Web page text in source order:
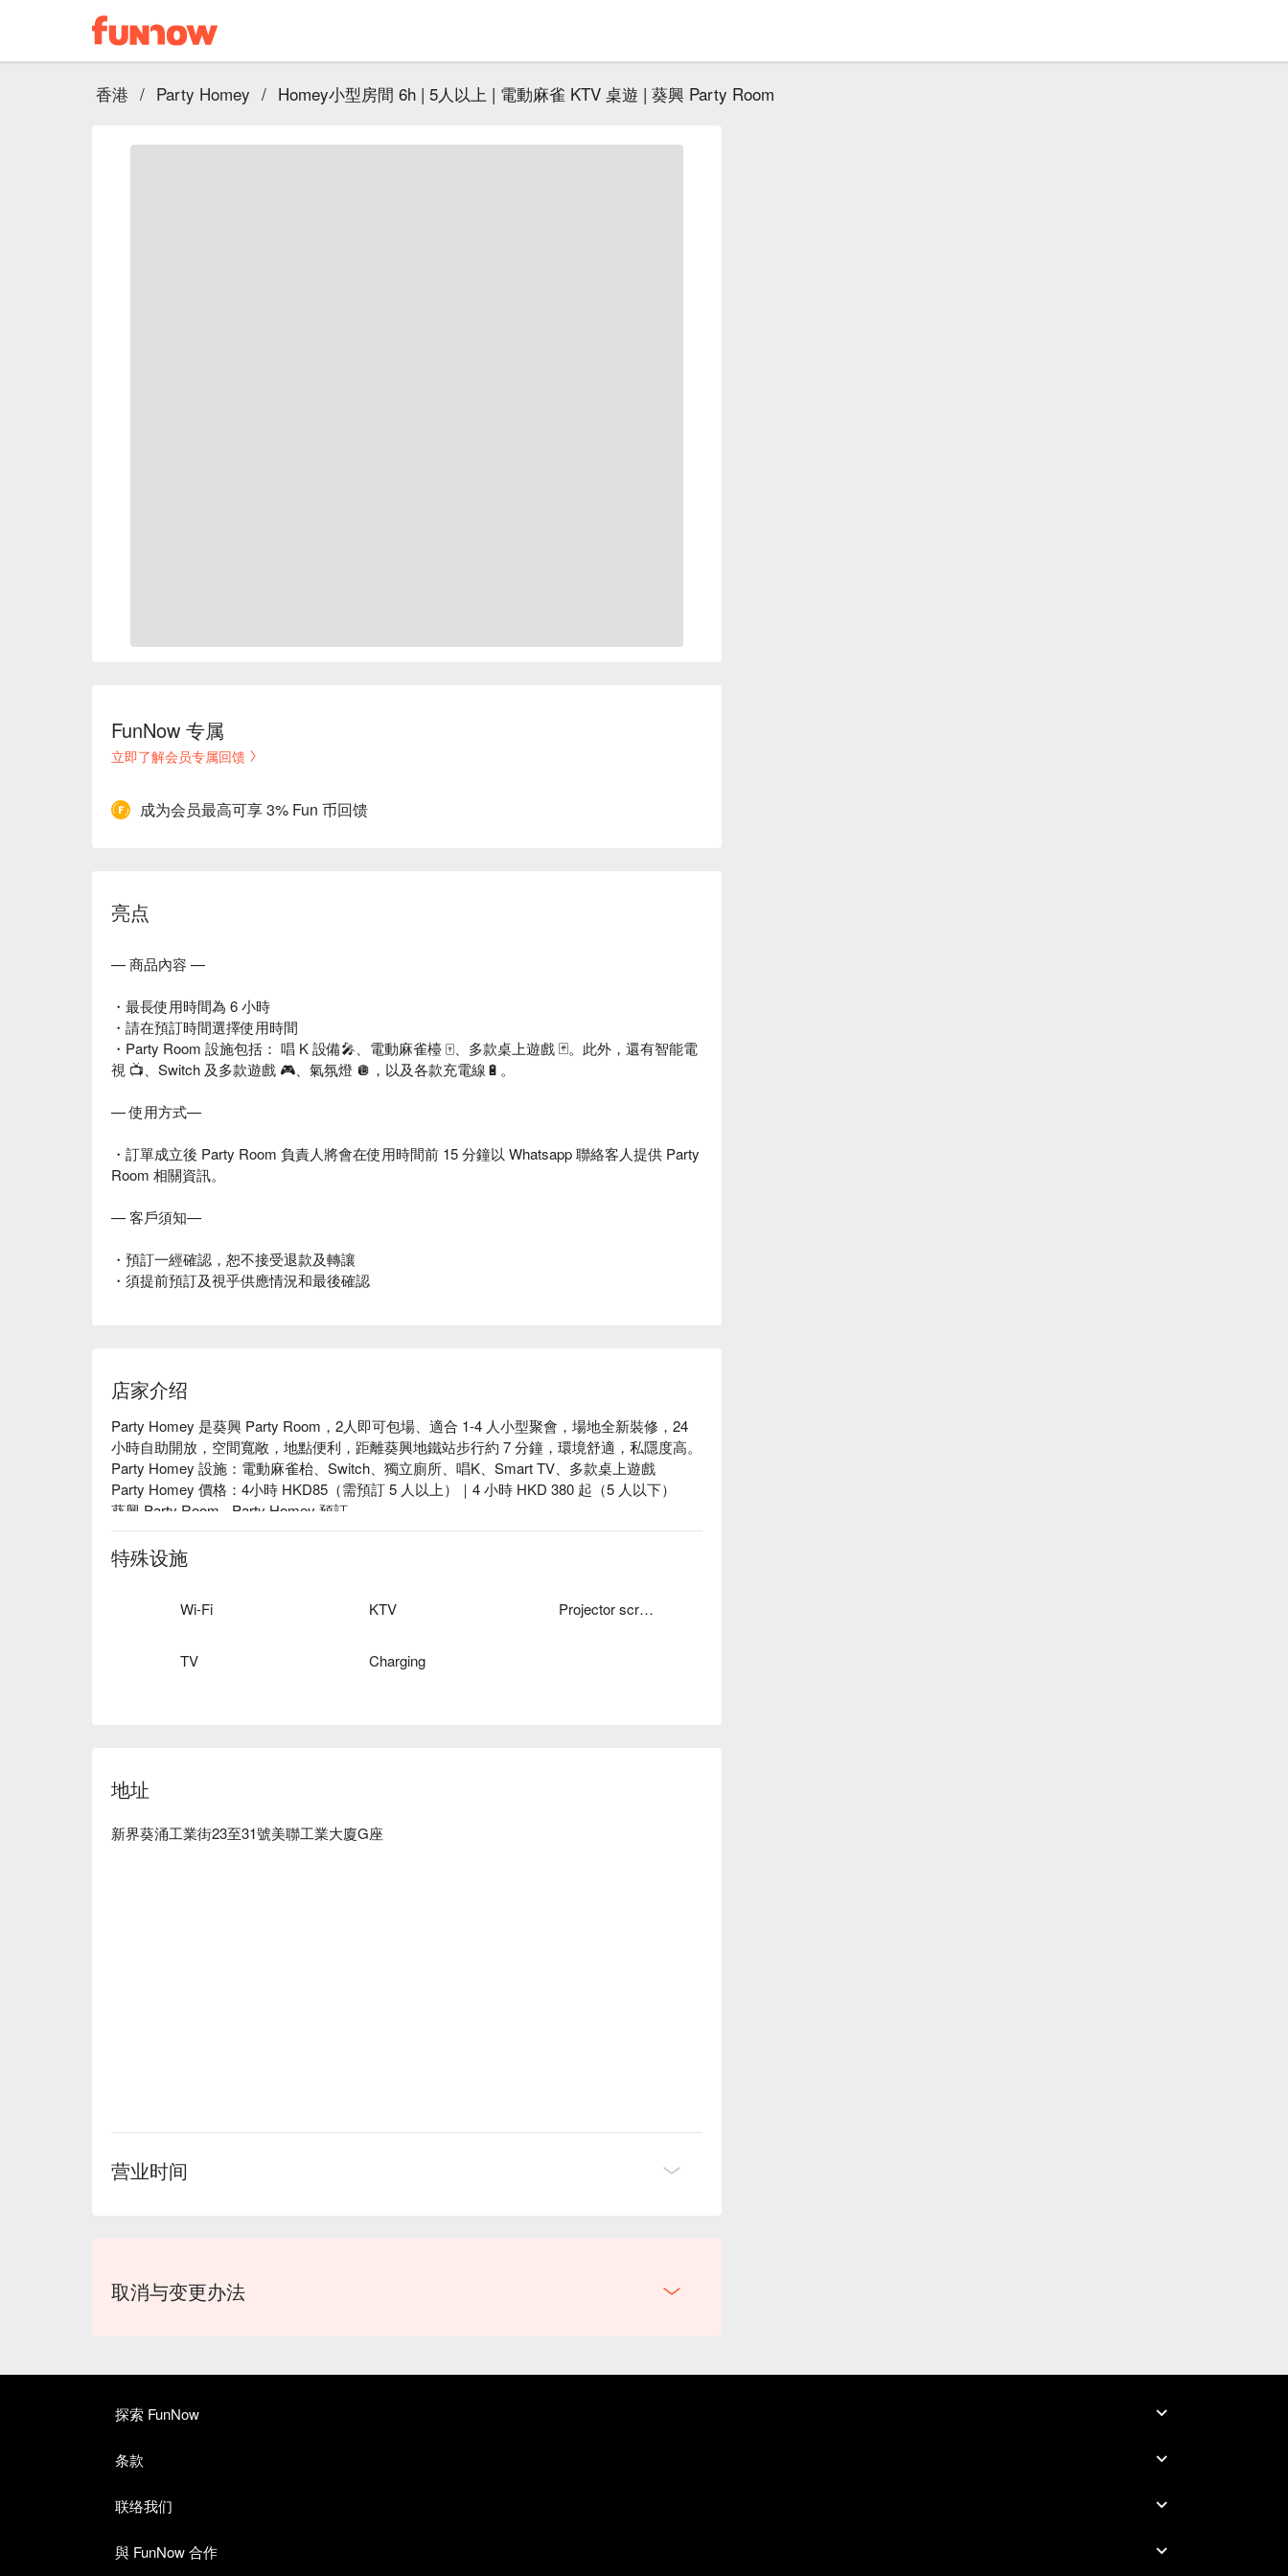
香港 / Party Homey / Homey小型房間 6h | 5人以上 | 電動麻雀 KTV 桌遊 | 葵興 Party Room
FunNow 专属
立即了解会员专属回馈
成为会员最高可享 3% Fun 币回馈
亮点
— 商品內容 —
・最長使用時間為 6 小時
・請在預訂時間選擇使用時間
・Party Room 設施包括： 唱 K 設備🎤、電動麻雀檯 🀄、多款桌上遊戲 🃏。此外，還有智能電
視 📺、Switch 及多款遊戲 🎮、氣氛燈 🪩，以及各款充電線🔋。
— 使用方式—
・訂單成立後 Party Room 負責人將會在使用時間前 15 分鐘以 Whatsapp 聯絡客人提供 Party
Room 相關資訊。
— 客戶須知—
・預訂一經確認，恕不接受退款及轉讓
・須提前預訂及視乎供應情況和最後確認
店家介绍
Party Homey 是葵興 Party Room，2人即可包場、適合 1-4 人小型聚會，場地全新裝修，24
小時自助開放，空間寬敞，地點便利，距離葵興地鐵站步行約 7 分鐘，環境舒適，私隱度高。
Party Homey 設施：電動麻雀枱、Switch、獨立廁所、唱K、Smart TV、多款桌上遊戲
Party Homey 價格：4小時 HKD85（需預訂 5 人以上）｜4 小時 HKD 380 起（5 人以下）
葵興 Party Room - Party Homey 預訂
特殊设施
Wi-Fi KTV Projector screen
TV Charging
地址
新界葵涌工業街23至31號美聯工業大廈G座
营业时间
取消与变更办法
探索 FunNow
条款
联络我们
與 FunNow 合作